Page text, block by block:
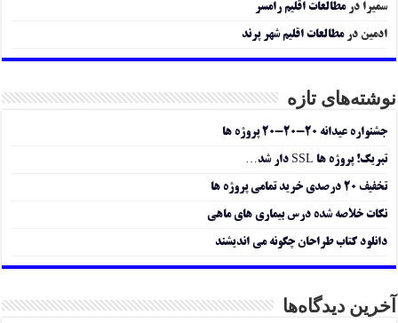
سمیرا درمطالعات اقلیم رامسر
ادمین درمطالعات اقلیم شهر پرند
نوشته‌های تازه
جشنواره عیدانه ۲۰-۲۰-۲۰ پروژه ها
تبریک! پروژه ها SSL دار شد…
تخفیف ۲۰ درصدی خرید تمامی پروژه ها
نکات خلاصه شده درس بیماری های ماهی
دانلود کتاب طراحان چگونه می اندیشند
آخرین دیدگاه‌ها